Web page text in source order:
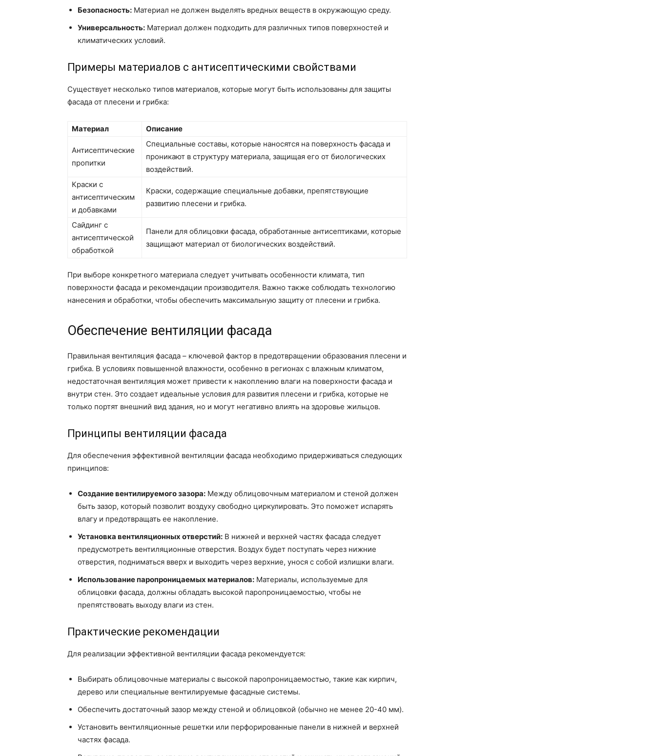
Безопасность: Материал не должен выделять вредных веществ в окружающую среду.
Универсальность: Материал должен подходить для различных типов поверхностей и
климатических условий.
Примеры материалов с антисептическими свойствами
Существует несколько типов материалов, которые могут быть использованы для защиты
фасада от плесени и грибка:
Материал Описание
Антисептические
пропитки
Специальные составы, которые наносятся на поверхность фасада и
проникают в структуру материала, защищая его от биологических
воздействий.
Краски с
антисептическим
и добавками
Краски, содержащие специальные добавки, препятствующие
развитию плесени и грибка.
Сайдинг с
антисептической
обработкой
Панели для облицовки фасада, обработанные антисептиками, которые
защищают материал от биологических воздействий.
При выборе конкретного материала следует учитывать особенности климата, тип
поверхности фасада и рекомендации производителя. Важно также соблюдать технологию
нанесения и обработки, чтобы обеспечить максимальную защиту от плесени и грибка.
Обеспечение вентиляции фасада
Правильная вентиляция фасада – ключевой фактор в предотвращении образования плесени и
грибка. В условиях повышенной влажности, особенно в регионах с влажным климатом,
недостаточная вентиляция может привести к накоплению влаги на поверхности фасада и
внутри стен. Это создает идеальные условия для развития плесени и грибка, которые не
только портят внешний вид здания, но и могут негативно влиять на здоровье жильцов.
Принципы вентиляции фасада
Для обеспечения эффективной вентиляции фасада необходимо придерживаться следующих
принципов:
Создание вентилируемого зазора: Между облицовочным материалом и стеной должен
быть зазор, который позволит воздуху свободно циркулировать. Это поможет испарять
влагу и предотвращать ее накопление.
Установка вентиляционных отверстий: В нижней и верхней частях фасада следует
предусмотреть вентиляционные отверстия. Воздух будет поступать через нижние
отверстия, подниматься вверх и выходить через верхние, унося с собой излишки влаги.
Использование паропроницаемых материалов: Материалы, используемые для
облицовки фасада, должны обладать высокой паропроницаемостью, чтобы не
препятствовать выходу влаги из стен.
Практические рекомендации
Для реализации эффективной вентиляции фасада рекомендуется:
Выбирать облицовочные материалы с высокой паропроницаемостью, такие как кирпич,
дерево или специальные вентилируемые фасадные системы.
Обеспечить достаточный зазор между стеной и облицовкой (обычно не менее 20-40 мм).
Установить вентиляционные решетки или перфорированные панели в нижней и верхней
частях фасада.